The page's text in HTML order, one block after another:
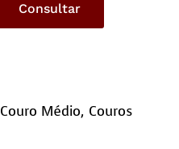
Consultar
Couro Médio, Couros